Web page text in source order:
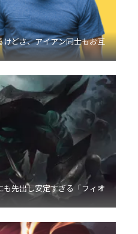
どさ、アイアン同士もお互
先出し安定すぎる「フィオ